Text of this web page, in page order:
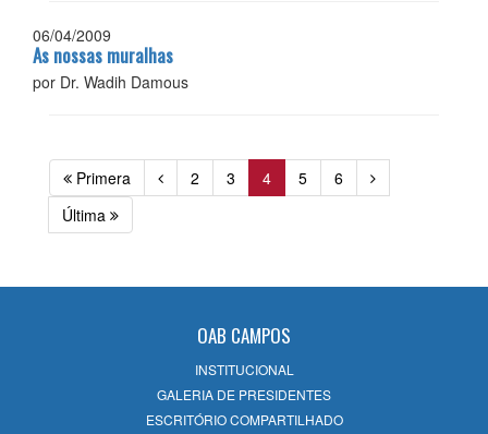
06/04/2009
As nossas muralhas
por Dr. Wadih Damous
Primera 2 3 4 5
6
Última
OAB CAMPOS
INSTITUCIONAL
GALERIA DE PRESIDENTES
ESCRITÓRIO COMPARTILHADO